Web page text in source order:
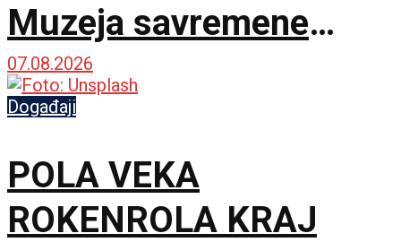
Muzeja savremene
umetnosti
07.08.2026
Događaji
POLA VEKA
ROKENROLA KRAJ